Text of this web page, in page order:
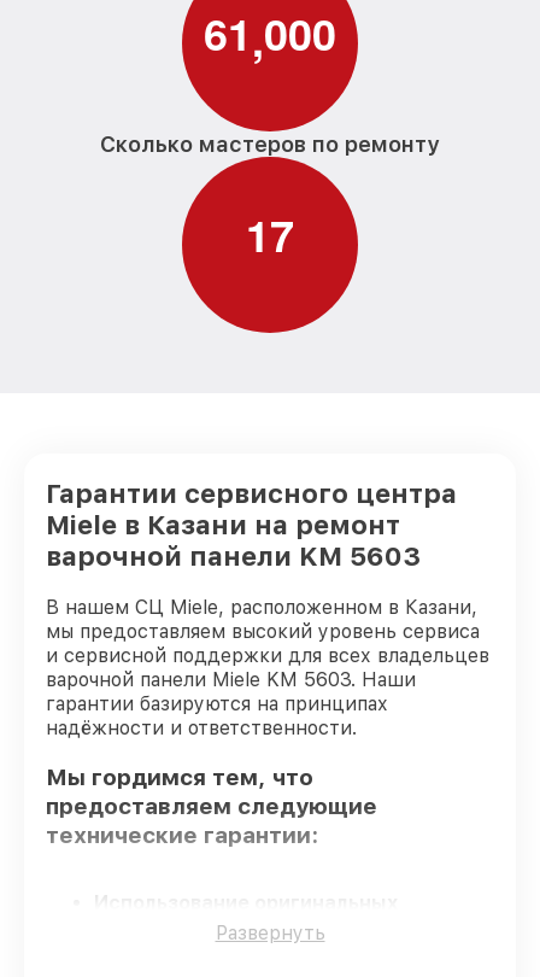
61,000
Сколько мастеров по ремонту
17
Гарантии сервисного центра
Miele в Казани на ремонт
варочной панели KM 5603
В нашем СЦ Miele, расположенном в Казани,
мы предоставляем высокий уровень сервиса
и сервисной поддержки для всех владельцев
варочной панели Miele KM 5603. Наши
гарантии базируются на принципах
надёжности и ответственности.
Мы гордимся тем, что
предоставляем следующие
технические гарантии:
– гарантируем использование
Развернуть